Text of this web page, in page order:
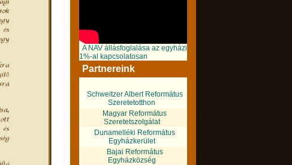
A NAV állásfoglalása az egyházi
1%-al kapcsolatosan
Partnereink
Schweitzer Albert Református
Szeretetotthon
Magyar Református
Szeretetszolgálat
Dunamelléki Református
Egyházkerület
Bajai Református
Egyházközség